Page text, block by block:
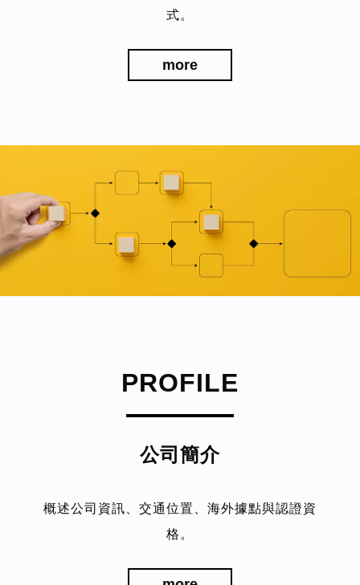
式。
more
PROFILE
公司簡介
概述公司資訊、交通位置、海外據點與認證資
格。